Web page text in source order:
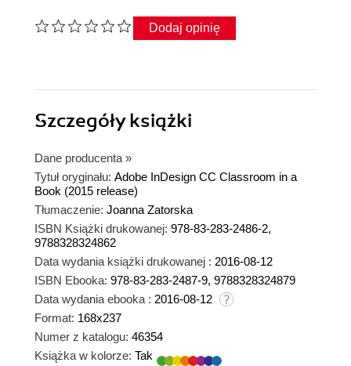
Dodaj opinię
Szczegółyksiążki
Dane producenta »
Tytuł oryginału: Adobe InDesign CC Classroom in a
Book (2015 release)
Tłumaczenie: Joanna Zatorska
ISBN Książki drukowanej: 978-83-283-2486-2,
9788328324862
Data wydania książki drukowanej : 2016-08-12
ISBN Ebooka: 978-83-283-2487-9, 9788328324879
Data wydania ebooka : 2016-08-12
Format: 168x237
Numer z katalogu: 46354
Książka w kolorze: Tak